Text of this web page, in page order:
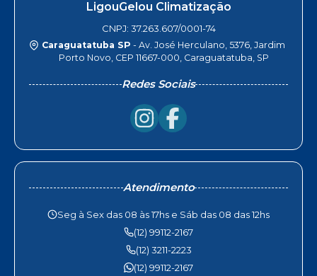
LigouGelou Climatização
CNPJ: 37.263.607/0001-74
Caraguatatuba SP - Av. José Herculano, 5376, Jardim
Porto Novo, CEP 11667-000, Caraguatatuba, SP
Redes Sociais
Atendimento
Seg à Sex das 08 às 17hs e Sáb das 08 das 12hs
(12) 99112-2167
(12) 3211-2223
(12) 99112-2167